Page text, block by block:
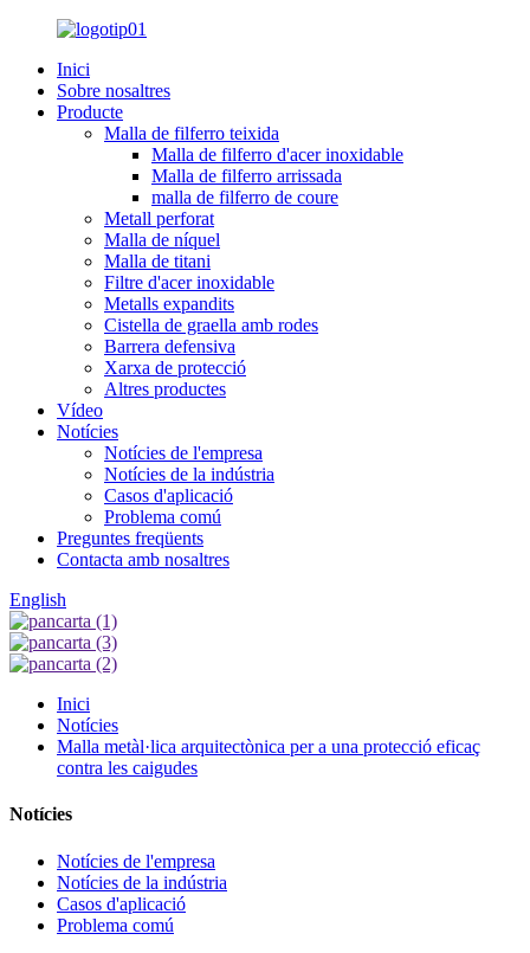
Inici
Sobre nosaltres
Producte
Malla de filferro teixida
Malla de filferro d'acer inoxidable
Malla de filferro arrissada
malla de filferro de coure
Metall perforat
Malla de níquel
Malla de titani
Filtre d'acer inoxidable
Metalls expandits
Cistella de graella amb rodes
Barrera defensiva
Xarxa de protecció
Altres productes
Vídeo
Notícies
Notícies de l'empresa
Notícies de la indústria
Casos d'aplicació
Problema comú
Preguntes freqüents
Contacta amb nosaltres
English
Inici
Notícies
Malla metàl·lica arquitectònica per a una protecció eficaç
contra les caigudes
Notícies
Notícies de l'empresa
Notícies de la indústria
Casos d'aplicació
Problema comú